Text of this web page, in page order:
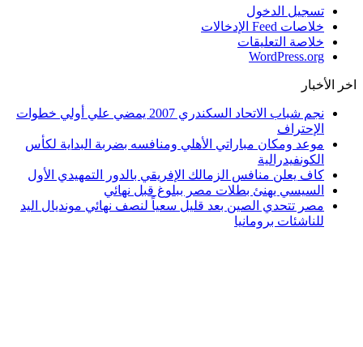
تسجيل الدخول
خلاصات Feed الإدخالات
خلاصة التعليقات
WordPress.org
اخر الأخبار
نجم شباب الاتحاد السكندري 2007 يمضي علي أولي خطوات
الإحتراف
موعد ومكان مباراتي الأهلي ومنافسه بضربة البداية لكأس
الكونفيدرالية
كاف يعلن منافس الزمالك الإفريقي بالدور التمهيدي الأول
السيسي يهنئ بطلات مصر ببلوغ قبل نهائي
مصر تتحدي الصين بعد قليل سعياً لنصف نهائي مونديال اليد
للناشئات برومانيا